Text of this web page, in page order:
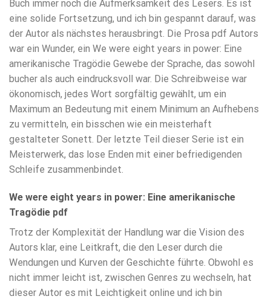
Buch immer noch die Aufmerksamkeit des Lesers. Es ist
eine solide Fortsetzung, und ich bin gespannt darauf, was
der Autor als nächstes herausbringt. Die Prosa pdf Autors
war ein Wunder, ein We were eight years in power: Eine
amerikanische Tragödie Gewebe der Sprache, das sowohl
bucher als auch eindrucksvoll war. Die Schreibweise war
ökonomisch, jedes Wort sorgfältig gewählt, um ein
Maximum an Bedeutung mit einem Minimum an Aufhebens
zu vermitteln, ein bisschen wie ein meisterhaft
gestalteter Sonett. Der letzte Teil dieser Serie ist ein
Meisterwerk, das lose Enden mit einer befriedigenden
Schleife zusammenbindet.
We were eight years in power: Eine amerikanische
Tragödie pdf
Trotz der Komplexität der Handlung war die Vision des
Autors klar, eine Leitkraft, die den Leser durch die
Wendungen und Kurven der Geschichte führte. Obwohl es
nicht immer leicht ist, zwischen Genres zu wechseln, hat
dieser Autor es mit Leichtigkeit online und ich bin